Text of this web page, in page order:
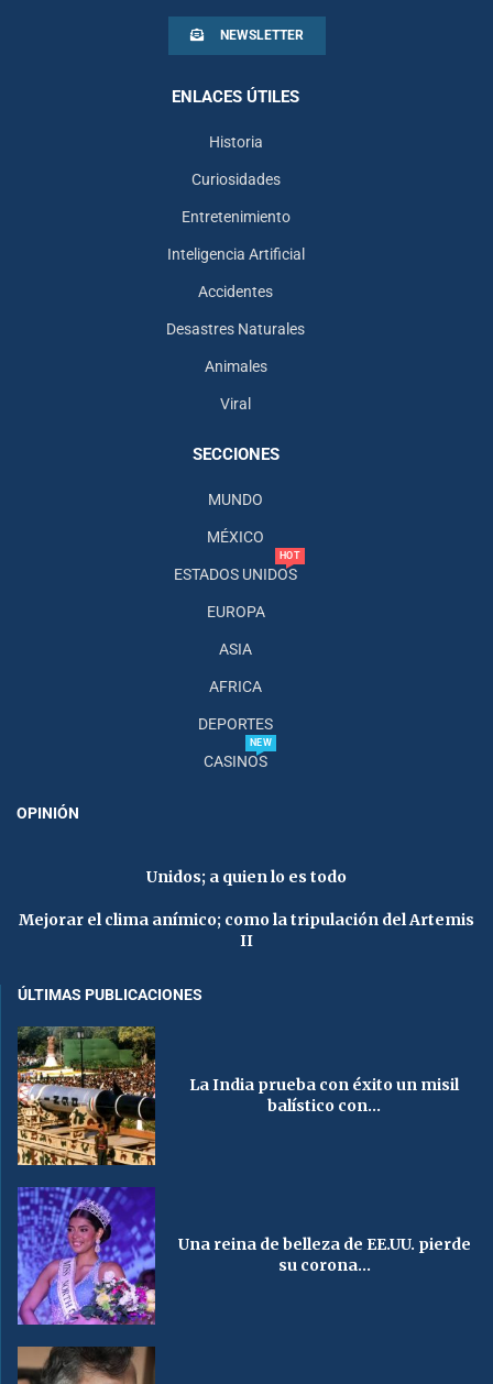
NEWSLETTER
ENLACES ÚTILES
Historia
Curiosidades
Entretenimiento
Inteligencia Artificial
Accidentes
Desastres Naturales
Animales
Viral
SECCIONES
MUNDO
MÉXICO
ESTADOS UNIDOS
HOT
EUROPA
ASIA
AFRICA
DEPORTES
CASINOS
NEW
OPINIÓN
Unidos; a quien lo es todo
Mejorar el clima anímico; como la tripulación del Artemis
II
ÚLTIMAS PUBLICACIONES
La India prueba con éxito un misil
balístico con...
Una reina de belleza de EE.UU. pierde
su corona...